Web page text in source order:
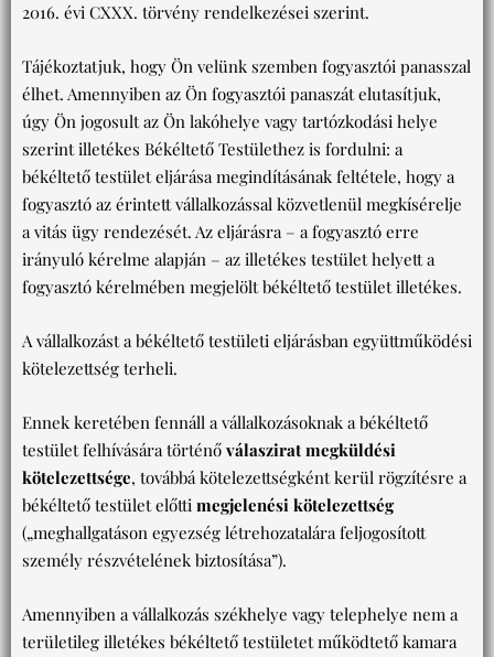
2016. évi CXXX. törvény rendelkezései szerint.
Tájékoztatjuk, hogy Ön velünk szemben fogyasztói panasszal
élhet. Amennyiben az Ön fogyasztói panaszát elutasítjuk,
úgy Ön jogosult az Ön lakóhelye vagy tartózkodási helye
szerint illetékes Békéltető Testülethez is fordulni: a
békéltető testület eljárása megindításának feltétele, hogy a
fogyasztó az érintett vállalkozással közvetlenül megkísérelje
a vitás ügy rendezését. Az eljárásra – a fogyasztó erre
irányuló kérelme alapján – az illetékes testület helyett a
fogyasztó kérelmében megjelölt békéltető testület illetékes.
A vállalkozást a békéltető testületi eljárásban együttműködési
kötelezettség terheli.
Ennek keretében fennáll a vállalkozásoknak a békéltető
testület felhívására történő válaszirat megküldési
kötelezettsége, továbbá kötelezettségként kerül rögzítésre a
békéltető testület előtti megjelenési kötelezettség
(„meghallgatáson egyezség létrehozatalára feljogosított
személy részvételének biztosítása”).
Amennyiben a vállalkozás székhelye vagy telephelye nem a
területileg illetékes békéltető testületet működtető kamara